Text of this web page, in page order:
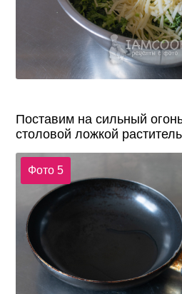
Поставим на сильный
столовой ложкой
Фото 5